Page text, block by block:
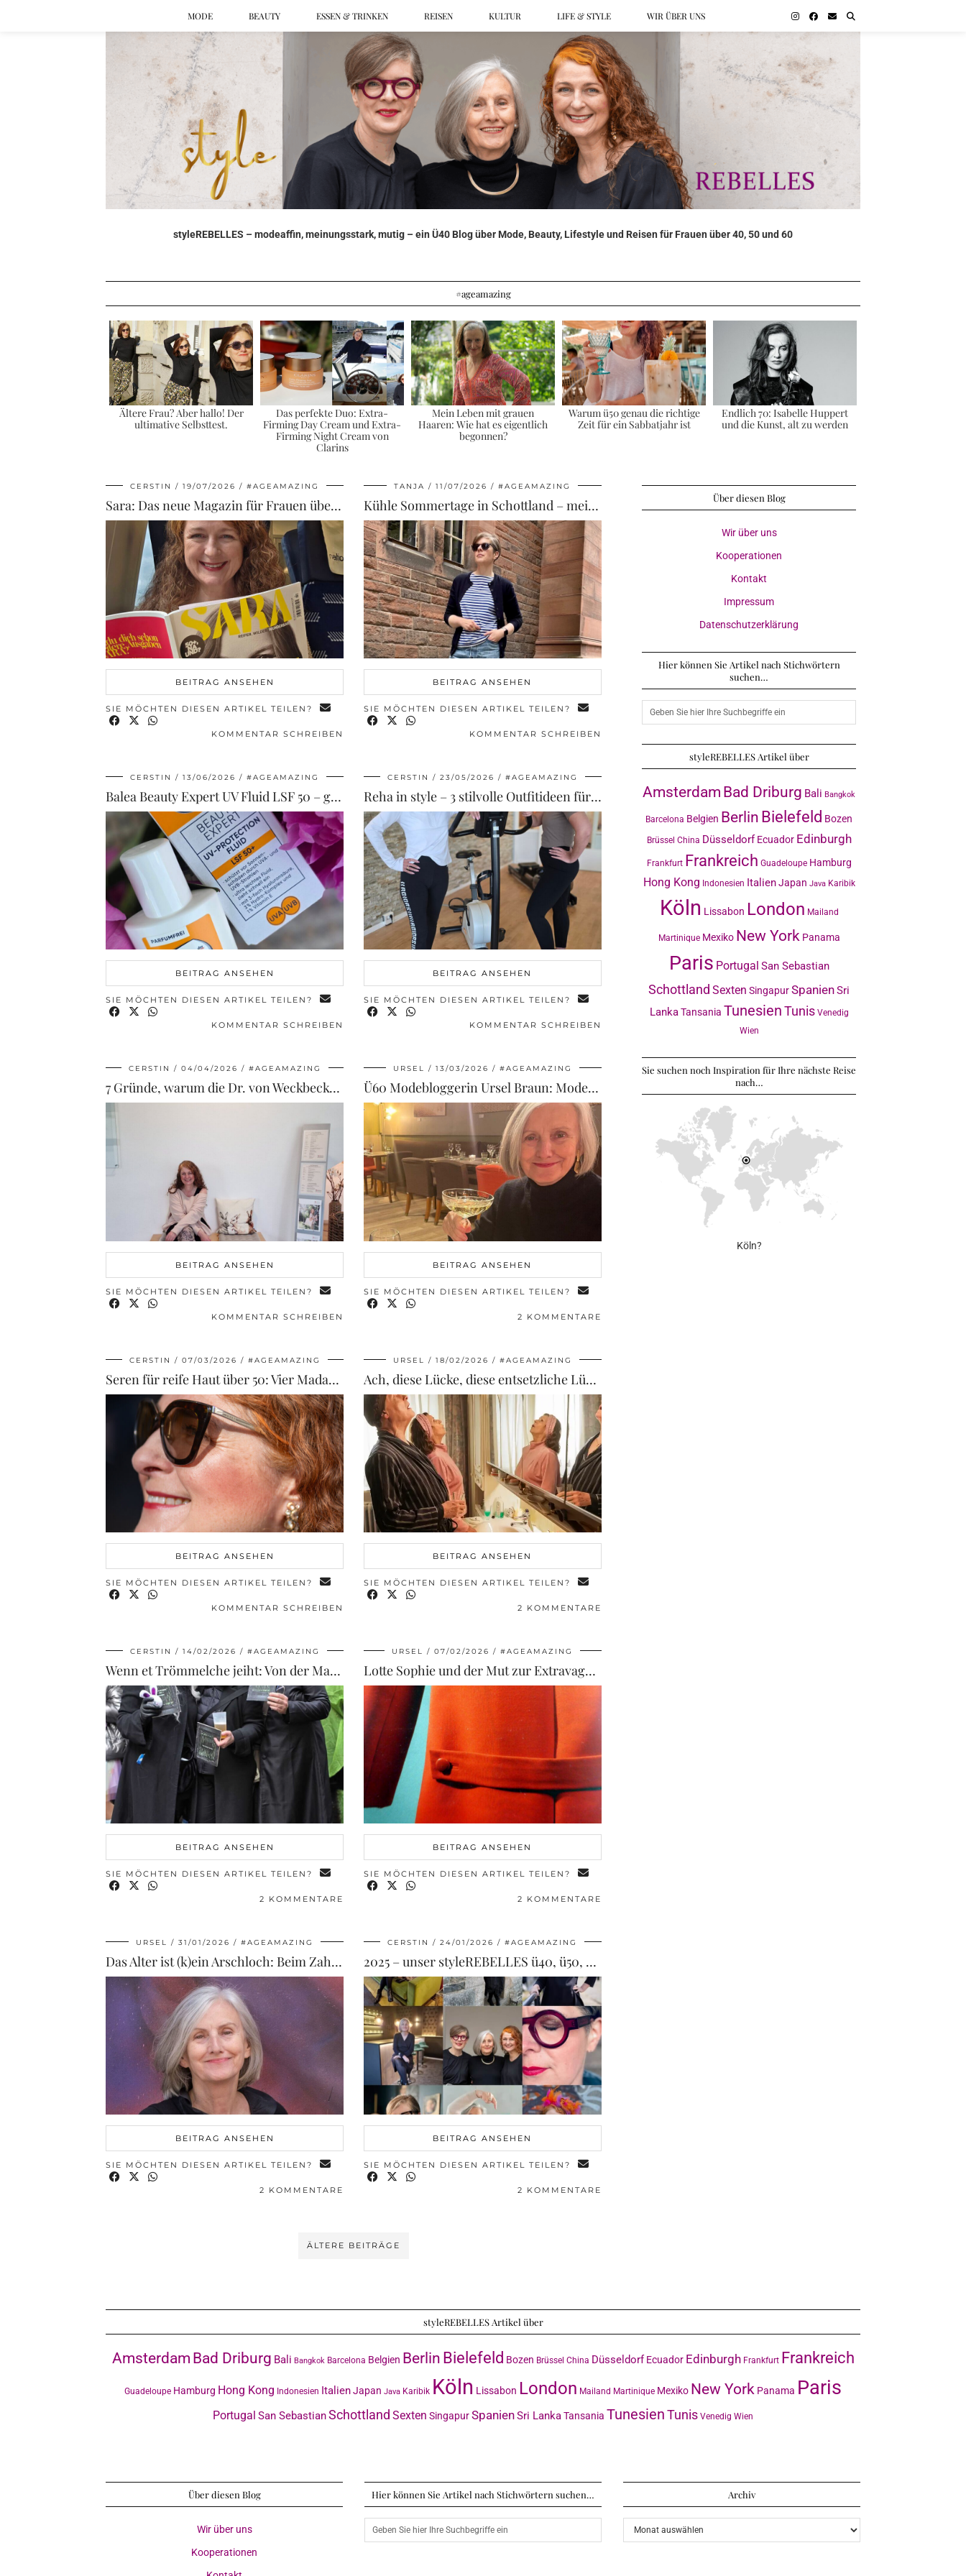
MODE BEAUTY ESSEN & TRINKEN REISEN KULTUR LIFE & STYLE WIR ÜBER UNS
styleREBELLES – modeaffin, meinungsstark, mutig – ein Ü40 Blog über Mode, Beauty, Lifestyle und Reisen für Frauen über 40, 50 und 60
#ageamazing
Ältere Frau? Aber hallo! Der
ultimative Selbsttest.
Das perfekte Duo: Extra-
Firming Day Cream und Extra-
Firming Night Cream von
Clarins
Mein Leben mit grauen
Haaren: Wie hat es eigentlich
begonnen?
Warum ü50 genau die richtige
Zeit für ein Sabbatjahr ist
Endlich 70: Isabelle Huppert
und die Kunst, alt zu werden
CERSTIN 19/07/2026 #AGEAMAZING
Sara: Das neue Magazin für Frauen über 50, das sich liest wie die große Schwester von …
BEITRAG ANSEHEN
SIE MÖCHTEN DIESEN ARTIKEL TEILEN?
KOMMENTAR SCHREIBEN
TANJA 11/07/2026 #AGEAMAZING
Kühle Sommertage in Schottland – mein lässiger Look mit Streifen und Strickjacke
BEITRAG ANSEHEN
SIE MÖCHTEN DIESEN ARTIKEL TEILEN?
KOMMENTAR SCHREIBEN
CERSTIN 13/06/2026 #AGEAMAZING
Balea Beauty Expert UV Fluid LSF 50 – günstiger Sonnenschutz für jeden Tag – Erfahrungen
BEITRAG ANSEHEN
SIE MÖCHTEN DIESEN ARTIKEL TEILEN?
KOMMENTAR SCHREIBEN
CERSTIN 23/05/2026 #AGEAMAZING
Reha in style – 3 stilvolle Outfitideen für Frauen über 40, 50 und 60
BEITRAG ANSEHEN
SIE MÖCHTEN DIESEN ARTIKEL TEILEN?
KOMMENTAR SCHREIBEN
CERSTIN 04/04/2026 #AGEAMAZING
7 Gründe, warum die Dr. von Weckbecker Klinik in Bad Brückenau für mich der ideale …
BEITRAG ANSEHEN
SIE MÖCHTEN DIESEN ARTIKEL TEILEN?
KOMMENTAR SCHREIBEN
URSEL 13/03/2026 #AGEAMAZING
Ü60 Modebloggerin Ursel Braun: Mode, Stil und Selbstbewusstsein im Alter
BEITRAG ANSEHEN
SIE MÖCHTEN DIESEN ARTIKEL TEILEN?
2 KOMMENTARE
CERSTIN 07/03/2026 #AGEAMAZING
Seren für reife Haut über 50: Vier Madara Produkte im Test
BEITRAG ANSEHEN
SIE MÖCHTEN DIESEN ARTIKEL TEILEN?
KOMMENTAR SCHREIBEN
URSEL 18/02/2026 #AGEAMAZING
Ach, diese Lücke, diese entsetzliche Lücke
BEITRAG ANSEHEN
SIE MÖCHTEN DIESEN ARTIKEL TEILEN?
2 KOMMENTARE
CERSTIN 14/02/2026 #AGEAMAZING
Wenn et Trömmelche jeiht: Von der Magie der Karnevalskostüme
BEITRAG ANSEHEN
SIE MÖCHTEN DIESEN ARTIKEL TEILEN?
2 KOMMENTARE
URSEL 07/02/2026 #AGEAMAZING
Lotte Sophie und der Mut zur Extravaganz
BEITRAG ANSEHEN
SIE MÖCHTEN DIESEN ARTIKEL TEILEN?
2 KOMMENTARE
URSEL 31/01/2026 #AGEAMAZING
Das Alter ist (k)ein Arschloch: Beim Zahnarzt
BEITRAG ANSEHEN
SIE MÖCHTEN DIESEN ARTIKEL TEILEN?
2 KOMMENTARE
CERSTIN 24/01/2026 #AGEAMAZING
2025 – unser styleREBELLES ü40, ü50, ü60 Modeblog Rückblick
BEITRAG ANSEHEN
SIE MÖCHTEN DIESEN ARTIKEL TEILEN?
2 KOMMENTARE
ÄLTERE BEITRÄGE
Über diesen Blog
Wir über uns
Kooperationen
Kontakt
Impressum
Datenschutzerklärung
Hier können Sie Artikel nach Stichwörtern
suchen…
styleREBELLES Artikel über
Amsterdam Bad Driburg Bali Bangkok
Barcelona Belgien Berlin Bielefeld Bozen
Brüssel China Düsseldorf Ecuador Edinburgh
Frankfurt Frankreich Guadeloupe Hamburg
Hong Kong Indonesien Italien Japan Java Karibik
Köln Lissabon London Mailand
Martinique Mexiko New York Panama
Paris Portugal San Sebastian
Schottland Sexten SingapurSpanienSri
Lanka Tansania TunesienTunis Venedig
Wien
Sie suchen noch Inspiration für Ihre nächste Reise
nach…
Köln?
styleREBELLES Artikel über
Amsterdam Bad Driburg Bali Bangkok Barcelona Belgien Berlin Bielefeld Bozen Brüssel China Düsseldorf Ecuador Edinburgh Frankfurt Frankreich
Guadeloupe Hamburg Hong Kong Indonesien ItalienJapan Java Karibik Köln Lissabon London Mailand Martinique Mexiko New York Panama Paris
Portugal San SebastianSchottland Sexten SingapurSpanienSri LankaTansania TunesienTunis Venedig Wien
Über diesen Blog
Wir über uns
Kooperationen
Hier können Sie Artikel nach Stichwörtern suchen… Archiv
Archiv